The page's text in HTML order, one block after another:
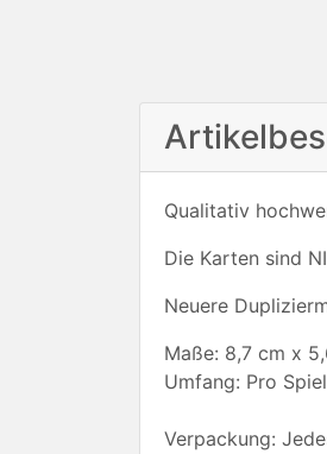
Qualitativ
Die Karten sind
Neuere
Maße: 8,7 cm x
Umfang: Pro
Verpackung: